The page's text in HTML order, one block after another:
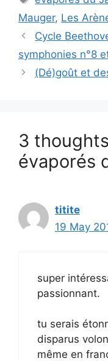
Mauger, Les
Cycle
symphonies n°8
(Dé)goût et
3
évaporés
titite
19 May
super
passionnant.
tu serais
disparus
même en